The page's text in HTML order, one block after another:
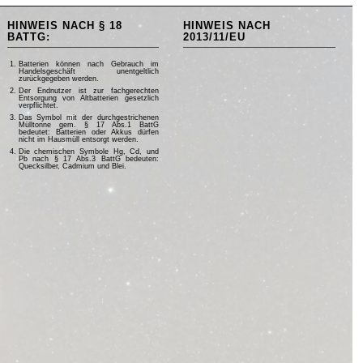
HINWEIS NACH § 18
BATTG:
Batterien können nach Gebrauch im
Handelsgeschäft unentgeltlich
zurückgegeben werden.
Der Endnutzer ist zur fachgerechten
Entsorgung von Altbatterien gesetzlich
verpflichtet.
Das Symbol mit der durchgestrichenen
Mülltonne gem. § 17 Abs.1 BattG
bedeutet: Batterien oder Akkus dürfen
nicht im Hausmüll entsorgt werden.
Die chemischen Symbole Hg, Cd, und
Pb nach § 17 Abs.3 BattG bedeuten:
Quecksilber, Cadmium und Blei.
HINWEIS NACH
2013/11/EU